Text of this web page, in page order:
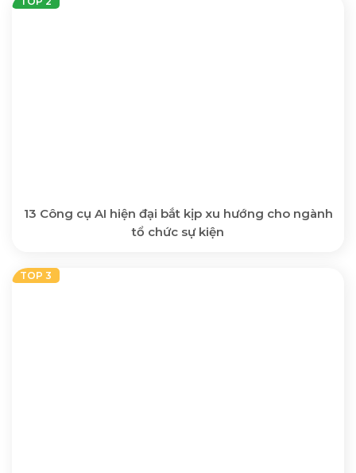
13 Công cụ AI hiện đại bắt kịp xu hướng cho ngành
tổ chức sự kiện